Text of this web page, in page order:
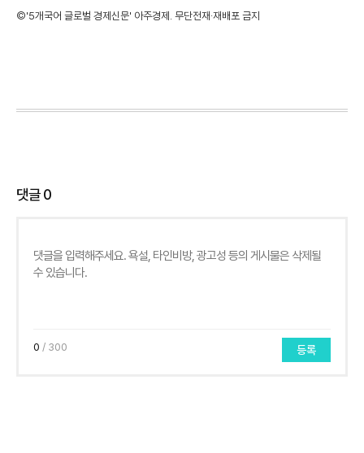
©'5개국어 글로벌 경제신문' 아주경제. 무단전재·재배포 금지
댓글0
0 / 300 등록